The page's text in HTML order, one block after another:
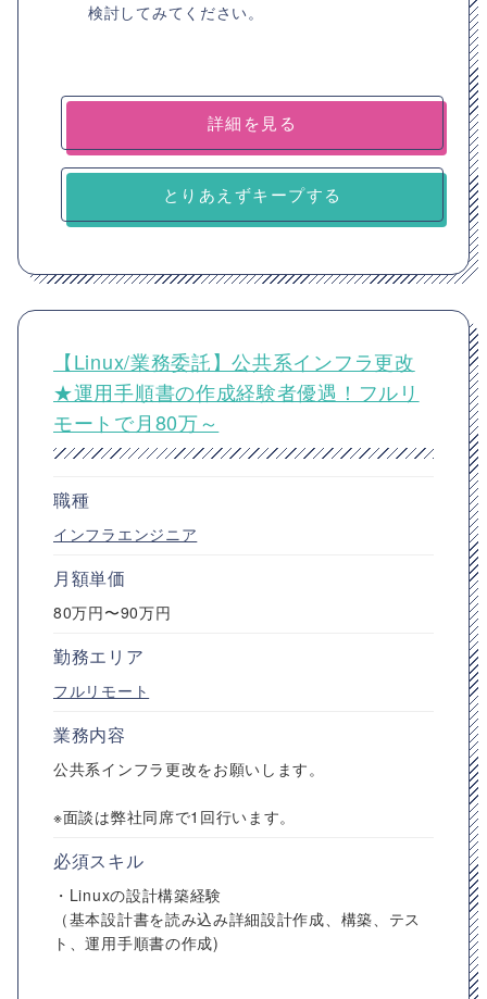
検討してみてください。
詳細を見る
とりあえずキープする
【Linux/業務委託】公共系インフラ更改
★運用手順書の作成経験者優遇！フルリ
モートで月80万～
職種
インフラエンジニア
月額単価
80万円〜90万円
勤務エリア
フルリモート
業務内容
公共系インフラ更改をお願いします。
※面談は弊社同席で1回行います。
必須スキル
・Linuxの設計構築経験
（基本設計書を読み込み詳細設計作成、構築、テス
ト、運用手順書の作成)